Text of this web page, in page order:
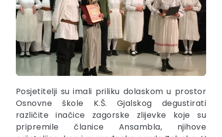
Posjetitelji su imali priliku dolaskom u prostor
Osnovne škole K.Š. Gjalskog degustirati
različite inačice zagorske zlijevke koje su
pripremile članice Ansambla, njihove